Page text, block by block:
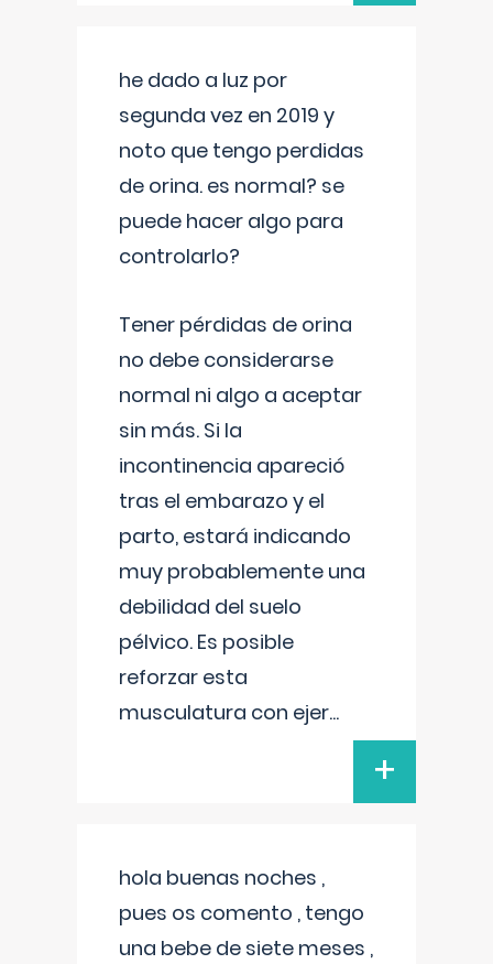
he dado a luz por
segunda vez en 2019 y
noto que tengo perdidas
de orina. es normal? se
puede hacer algo para
controlarlo?
Tener pérdidas de orina
no debe considerarse
normal ni algo a aceptar
sin más. Si la
incontinencia apareció
tras el embarazo y el
parto, estará indicando
muy probablemente una
debilidad del suelo
pélvico. Es posible
reforzar esta
musculatura con ejer...
+
hola buenas noches ,
pues os comento , tengo
una bebe de siete meses ,